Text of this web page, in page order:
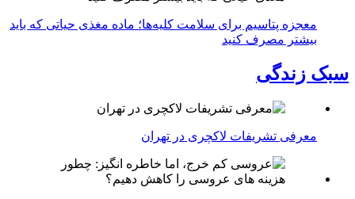
معجزه پتاسیم برای سلامت کلیه‌ها؛ ماده مغذی حیاتی که باید
بیشتر مصرف کنید
سبک زندگی
معرفی تشریفات لاکچری در تهران